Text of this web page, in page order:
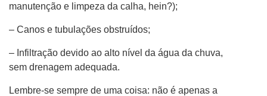
manutenção e limpeza da calha, hein?);
– Canos e tubulações obstruídos;
– Infiltração devido ao alto nível da água da chuva,
sem drenagem adequada.
Lembre-se sempre de uma coisa: não é apenas a